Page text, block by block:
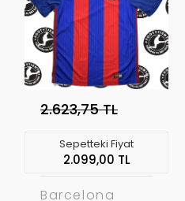
2.623,75 TL
Sepetteki Fiyat
2.099,00 TL
Barcelona